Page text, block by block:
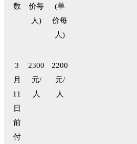
数
价每
人)
(单
价每
人)
3
月
11
日
前
付
2300
元/
人
2200
元/
人